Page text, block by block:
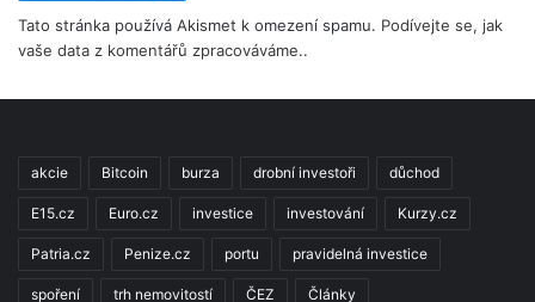
Tato stránka používá Akismet k omezení spamu. Podívejte se, jak
vaše data z komentářů zpracováváme..
akcie Bitcoin burza drobní investoři důchod
E15.cz Euro.cz investice investování Kurzy.cz
Patria.cz Penize.cz portu pravidelná investice
spoření trh nemovitostí ČEZ Články